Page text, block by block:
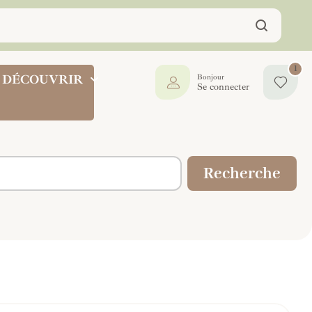
DÉCOUVRIR
1
Bonjour
Se connecter
Recherche